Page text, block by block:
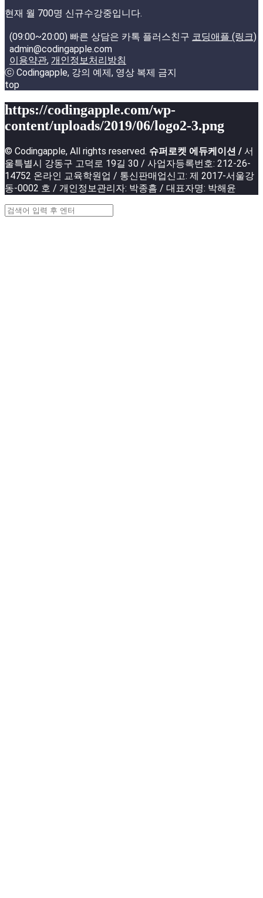
현재 월 700명 신규수강중입니다.
(09:00~20:00) 빠른 상담은 카톡 플러스친구 코딩애플 (링크)
admin@codingapple.com
이용약관, 개인정보처리방침
ⓒ Codingapple, 강의 예제, 영상 복제 금지
top
https://codingapple.com/wp-
content/uploads/2019/06/logo2-3.png
© Codingapple, All rights reserved. 슈퍼로켓 에듀케이션 / 서
울특별시 강동구 고덕로 19길 30 / 사업자등록번호: 212-26-
14752 온라인 교육학원업 / 통신판매업신고: 제 2017-서울강
동-0002 호 / 개인정보관리자: 박종흠 / 대표자명: 박해윤